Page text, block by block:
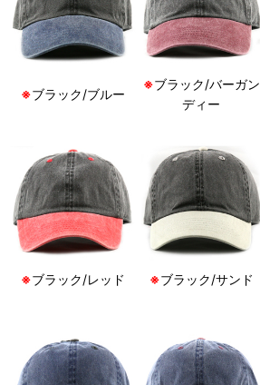
※ブラック/ブルー
※ブラック/バーガン
ディー
※ブラック/レッド ※ブラック/サンド